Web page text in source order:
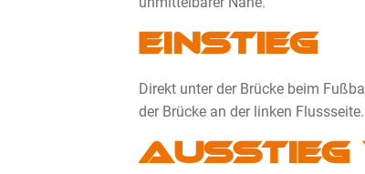
Einstieg
Direkt unter der Brücke beim
der Brücke an der linken Flussseite.
Ausstieg